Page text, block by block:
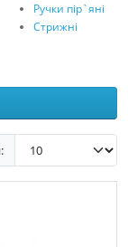
Ручки пір`яні
Стрижні